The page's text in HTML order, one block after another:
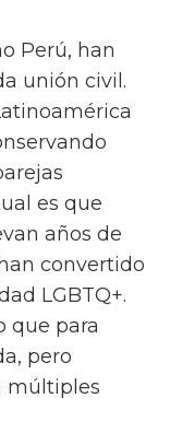
Perú, han
unión civil.
es que
años de
convertido
LGBTQ+.
que para
pero
múltiples